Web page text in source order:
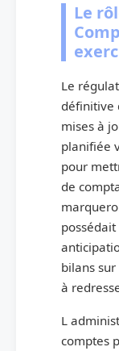
Le
Le
définitive
mises à
planifiée
pour
de
bilans
à
L
comptes